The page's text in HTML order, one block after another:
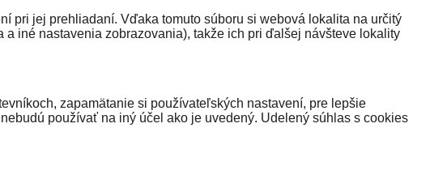
pri jej prehliadaní. Vďaka tomuto súboru si webová lokalita na určitý
iné nastavenia zobrazovania), takže ich pri ďalšej návšteve lokality
zapamätanie si používateľských nastavení, pre lepšie
používať na iný účel ako je uvedený. Udelený súhlas s cookies